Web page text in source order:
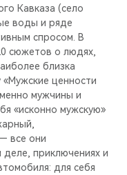
Кавказа (село
воды и ряде
спросом. В
сюжетов о людях,
близка
ценности
мужчины и
«исконно мужскую»
все они
приключениях и
для себя